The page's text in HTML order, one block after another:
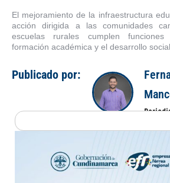
El mejoramiento de la infraestructura
acción dirigida a las comunidades
escuelas rurales cumplen
formación académica y el desarrollo
Publicado por:
Search